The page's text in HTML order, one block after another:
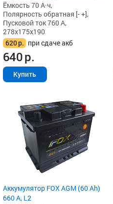
Ёмкость 70 А·ч,
Полярность обратная [- +],
Пусковой ток 760 А,
278x175x190
620р. при сдаче акб
640р.
Купить
Аккумулятор FOX AGM (60 Ah)
660 А, L2